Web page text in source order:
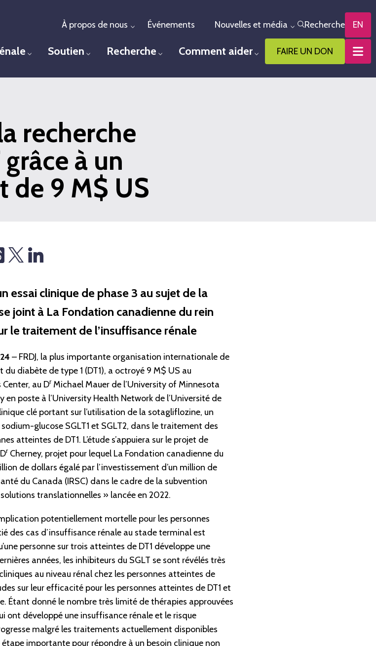
À propos de nous Toggle menu
Événements Nouvelles et média Toggle menu
Recherche EN
Toggle menu
Soutien Toggle menu
Recherche Toggle menu
Comment aider Toggle menu
FAIRE UN DON
recherche
à un
de 9 M$ US
Threads
essai clinique de phase 3 au sujet de la
joint à La Fondation canadienne du rein
le traitement de l’insuffisance rénale
– FRDJ, la plus importante organisation internationale de
diabète de type 1 (DT1), a octroyé 9 M$ US au
au DrMichael Mauer de l’University of Minnesota
en poste à l’University Health Network de l’Université de
clé portant sur l’utilisation de la sotagliflozine, un
glucose SGLT1 et SGLT2, dans le traitement des
atteintes de DT1. L’étude s’appuiera sur le projet de
rCherney, projet pour lequel La Fondation canadienne du
de dollars égalé par l’investissement d’un million de
du Canada (IRSC) dans le cadre de la subvention
translationnelles » lancée en 2022.
potentiellement mortelle pour les personnes
des cas d’insuffisance rénale au stade terminal est
personne sur trois atteintes de DT1 développe une
années, les inhibiteurs du SGLT se sont révélés très
au niveau rénal chez les personnes atteintes de
sur leur efficacité pour les personnes atteintes de DT1 et
Étant donné le nombre très limité de thérapies approuvées
ont développé une insuffisance rénale et le risque
malgré les traitements actuellement disponibles
importante pour répondre à un besoin clinique non